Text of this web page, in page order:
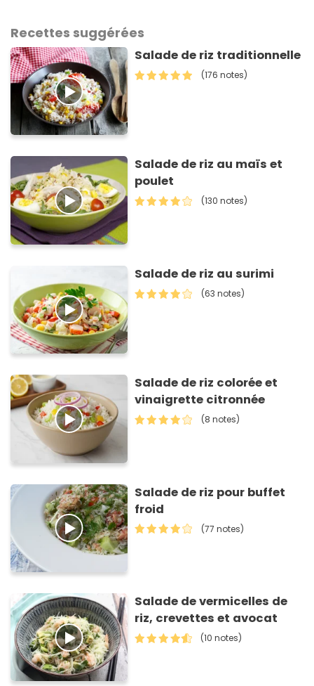
Recettes suggérées
Salade de riz traditionnelle
(176 notes)
Salade de riz au maïs et
poulet
(130 notes)
Salade de riz au surimi
(63 notes)
Salade de riz colorée et
vinaigrette citronnée
(8 notes)
Salade de riz pour buffet
froid
(77 notes)
Salade de vermicelles de
riz, crevettes et avocat
(10 notes)